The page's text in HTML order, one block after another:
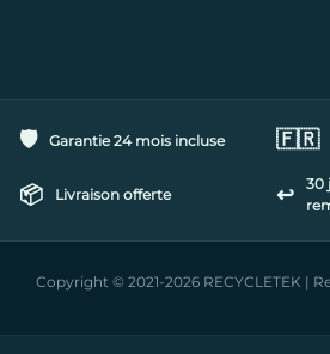
🛡️ Garantie 24 mois incluse 🇫🇷
📦 Livraison offerte ↩️
30
Copyright © 2021-2026 RECYCLETEK |